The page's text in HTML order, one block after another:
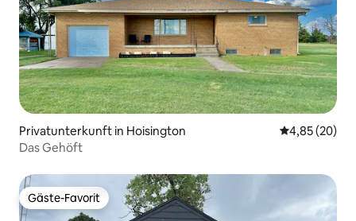
Privatunterkunft in Hoisington
4,85 (20)
Das Gehöft
Gäste-Favorit
Gäste-Favorit